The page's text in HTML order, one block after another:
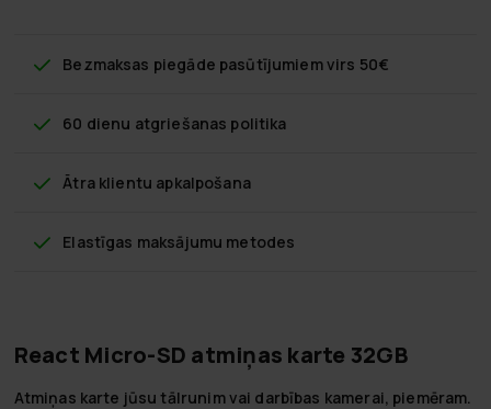
Bezmaksas piegāde pasūtījumiem virs 50€
60 dienu atgriešanas politika
Ātra klientu apkalpošana
Elastīgas maksājumu metodes
React Micro-SD atmiņas karte 32GB
Atmiņas karte jūsu tālrunim vai darbības kamerai, piemēram.